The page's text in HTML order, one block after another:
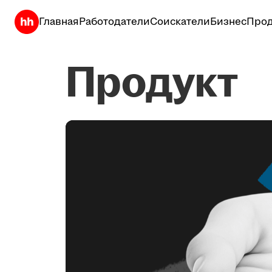
ГлавнаяРаботодателиСоискателиБизнес
Продукт